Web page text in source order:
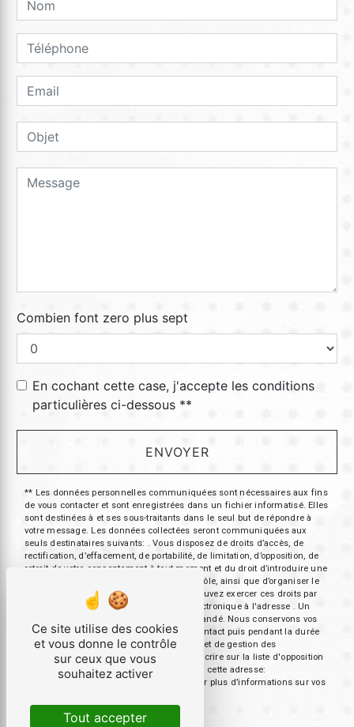
Combien font zero plus sept
En cochant cette case, j'accepte les conditions
particulières ci-dessous **
ENVOYER
** Les données personnelles communiquées sont nécessaires aux fins
de vous contacter et sont enregistrées dans un fichier informatisé. Elles
sont destinées à et ses sous-traitants dans le seul but de répondre à
votre message. Les données collectées seront communiquées aux
seuls destinataires suivants: . Vous disposez de droits d’accès, de
rectification, d’effacement, de portabilité, de limitation, d’opposition, de
retrait de votre consentement à tout moment et du droit d’introduire une
réclamation auprès d’une autorité de contrôle, ainsi que d’organiser le
sort de vos données post-mortem. Vous pouvez exercer ces droits par
voie postale à l'adresse ou par courrier électronique à l'adresse . Un
justificatif d'identité pourra vous être demandé. Nous conservons vos
données pendant la période de prise de contact puis pendant la durée
de prescription légale aux fins probatoires et de gestion des
contentieux. Vous avez le droit de vous inscrire sur la liste d'opposition
au démarchage téléphonique, disponible à cette adresse:
. Consultez le site cnil.fr pour plus d’informations sur vos
Ce site utilise des cookies
et vous donne le contrôle
sur ceux que vous
souhaitez activer
Tout accepter